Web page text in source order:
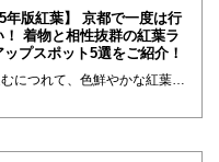
年版紅葉】 京都で一度は行
！ 着物と相性抜群の紅葉ラ
ップスポット5選をご紹介！
秋が進むにつれて、色鮮やかな紅葉が美しく染まる京都。 風情あふれる街並みや歴史的な建物と共に楽しむ紅葉をライトアップで見るのは、まさに格別の美しさです。そんな美しい風景をより一層楽しむために、着物をレンタルして、京都の秋 ・・・